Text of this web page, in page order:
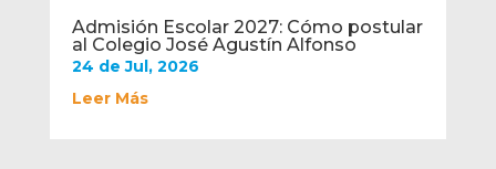
Admisión Escolar 2027: Cómo postular
al Colegio José Agustín Alfonso
24 de Jul, 2026
Leer Más